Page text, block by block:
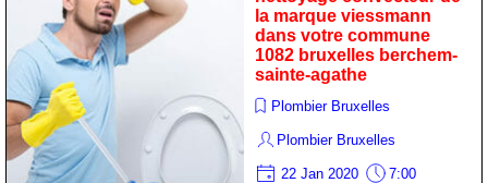
la marque viessmann
dans votre commune
1082 bruxelles berchem-
sainte-agathe
Plombier Bruxelles
Plombier Bruxelles
22 Jan 2020 7:00